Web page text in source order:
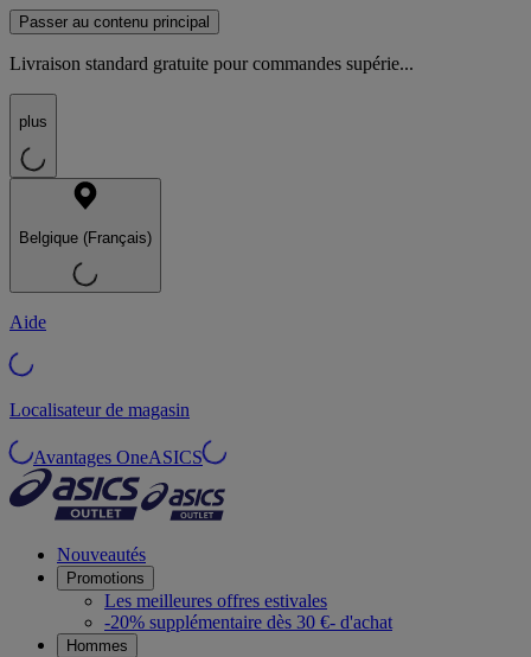
Passer au contenu principal
Livraison standard gratuite pour commandes supérie...
plus
Belgique (Français)
Aide
Localisateur de magasin
Avantages OneASICS
Nouveautés
Promotions
Les meilleures offres estivales
-20% supplémentaire dès 30 €- d'achat
Hommes